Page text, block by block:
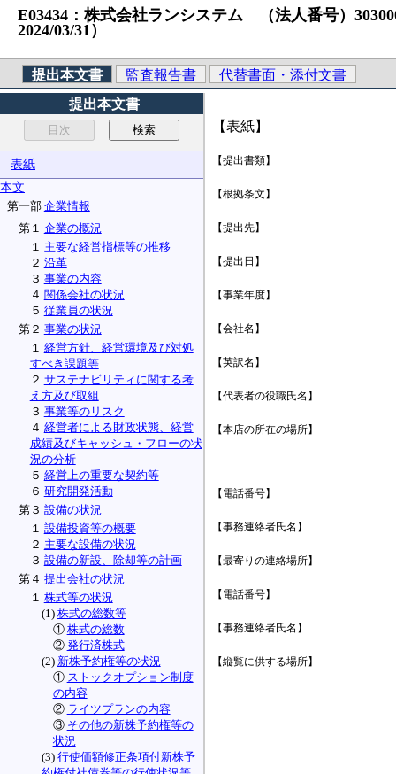
E03434：株式会社ランシステム （法人番号）
2024/03/31）
提出本文書 監査報告書
代替書面・添付文書
提出本文書